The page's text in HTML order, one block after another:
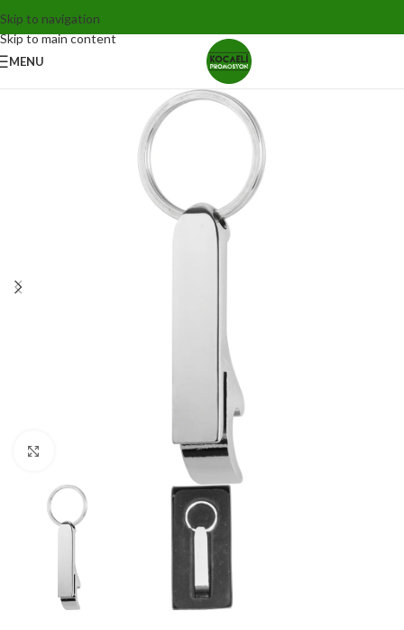
Skip to navigation
Skip to main content
MENU